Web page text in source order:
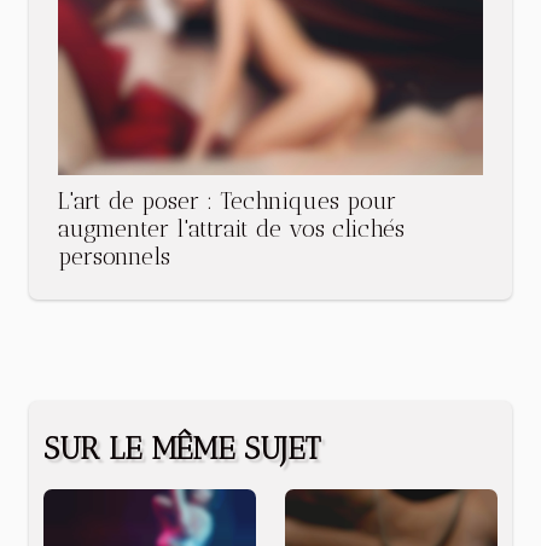
L'art de poser : Techniques pour
augmenter l'attrait de vos clichés
personnels
SUR LE MÊME SUJET